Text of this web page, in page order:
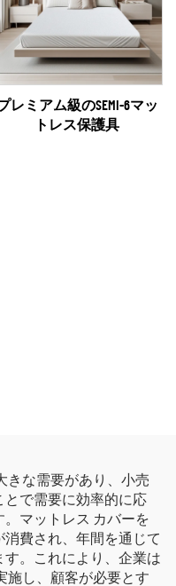
レミアム級のSEMI-6マッ
トレス保護具
きな需要があり、小売
で需要に効率的に応
マットレス カバーを
費され、年間を通じて
。これにより、企業は
施し、顧客が必要とす